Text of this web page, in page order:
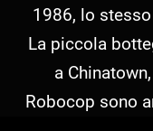
1986, lo
La piccola
a
Robocop sono